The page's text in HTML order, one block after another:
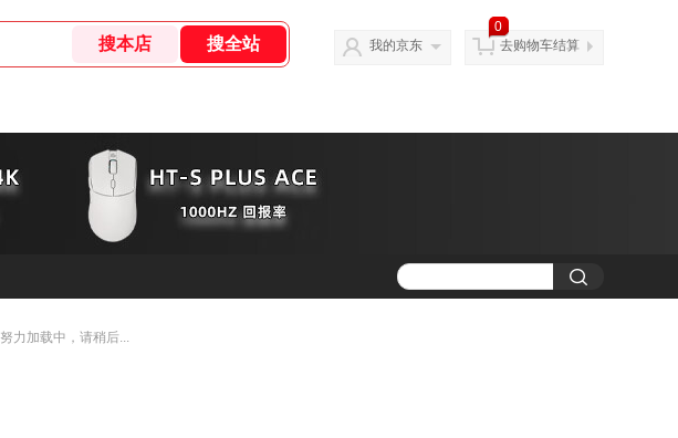
我的京东
0
去购物车结算
努力加载中，请稍后...